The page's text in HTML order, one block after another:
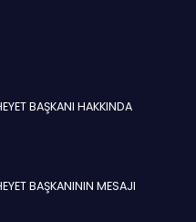
BAŞKANI HAKKINDA
BAŞKANININ MESAJI